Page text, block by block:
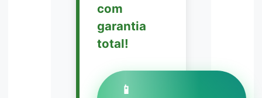
com
garantia
total!
📱